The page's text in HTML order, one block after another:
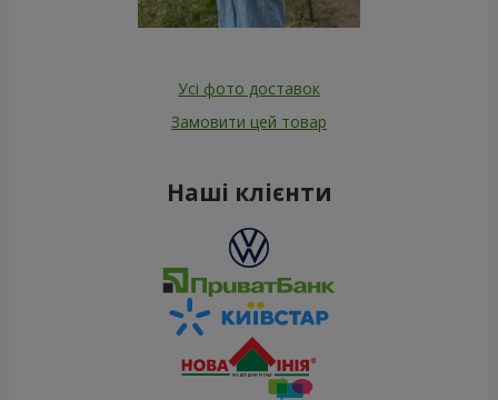
Усі фото доставок
Замовити цей товар
Наші клієнти